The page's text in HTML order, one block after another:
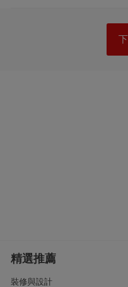
精選推薦
裝修與設計